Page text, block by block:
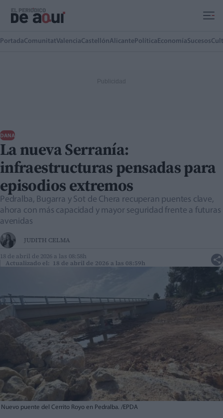
PortadaComunitatValenciaCastellónAlicante Política EconomíaSucesos
DANA
La nueva Serranía:
infraestructuras pensadas para
episodios extremos
Pedralba, Bugarra y Sot de Chera recuperan puentes clave,
ahora con más capacidad y mayor seguridad frente a futuras
avenidas
JUDITH CELMA
18 de abril de 2026 a las 08:58h
Actualizado el: 18 de abril de 2026 a las 08:59h
Nuevo puente del Cerrito Royo en Pedralba. /EPDA